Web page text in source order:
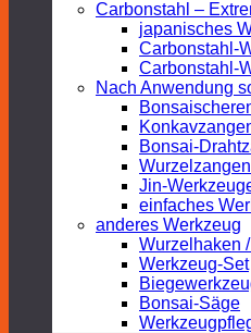
Carbonstahl –
japanisches
Carbonstahl-
Carbonstahl-
Nach Anwendung
Bonsai-
Jin-
einfaches
anderes Werkzeug
Wurzelhaken
Werkzeug-Set
Bonsai-Säge